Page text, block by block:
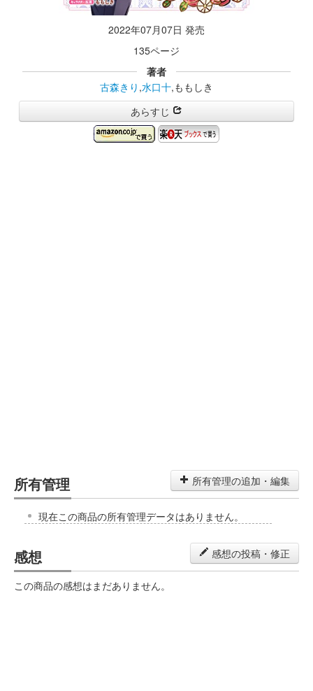
2022年07月07日 発売
135ページ
著者
古森きり ,水口十,ももしき
あらすじ
所有管理 所有管理の追加・編集
現在この商品の所有管理データはありません。
感想 感想の投稿・修正
この商品の感想はまだありません。